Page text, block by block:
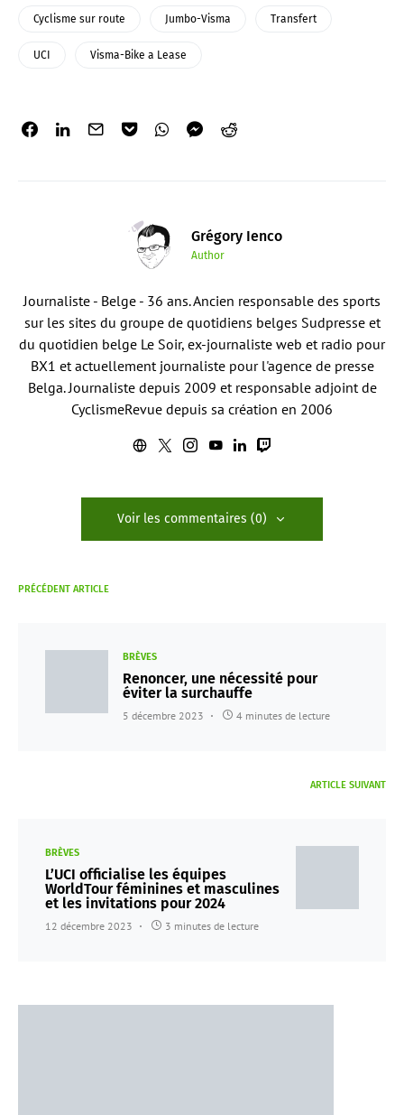
Cyclisme sur route Jumbo-Visma Transfert
UCI Visma-Bike a Lease
Grégory Ienco
Author
Journaliste - Belge - 36 ans. Ancien responsable des sports
sur les sites du groupe de quotidiens belges Sudpresse et
du quotidien belge Le Soir, ex-journaliste web et radio pour
BX1 et actuellement journaliste pour l'agence de presse
Belga. Journaliste depuis 2009 et responsable adjoint de
CyclismeRevue depuis sa création en 2006
Voir les commentaires (0)
PRÉCÉDENT ARTICLE
BRÈVES
Renoncer, une nécessité pour
éviter la surchauffe
5 décembre 2023 4 minutes de lecture
ARTICLE SUIVANT
BRÈVES
L’UCI officialise les équipes
WorldTour féminines et masculines
et les invitations pour 2024
12 décembre 2023 3 minutes de lecture